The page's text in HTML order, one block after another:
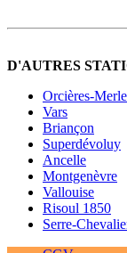
D'AUTRES
Orcières-
Vars
Briançon
Superdévoluy
Ancelle
Montgenèvre
Vallouise
Risoul 1850
Serre-